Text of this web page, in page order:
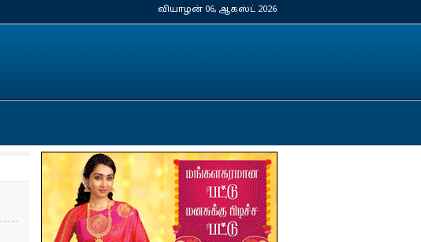
வியாழன் 06, ஆகஸ்ட் 2026